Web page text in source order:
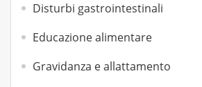
Disturbi gastrointestinali
Educazione alimentare
Gravidanza e allattamento